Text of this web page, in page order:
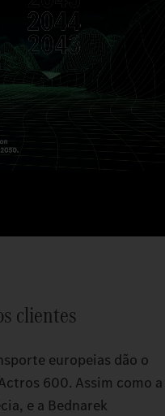
clientes
europeias dão o
600. Assim como a
e a Bednarek